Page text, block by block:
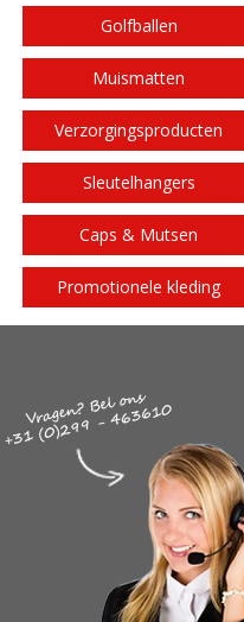
Golfballen
Muismatten
Verzorgingsproducten
Sleutelhangers
Caps & Mutsen
Promotionele kleding